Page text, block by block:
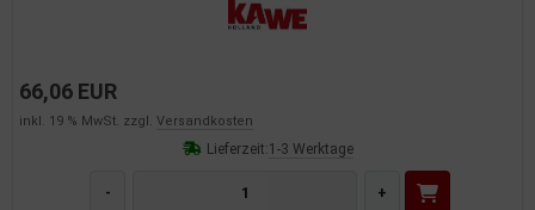
66,06 EUR
inkl. 19 % MwSt. zzgl. Versandkosten
Lieferzeit:1-3 Werktage
- +